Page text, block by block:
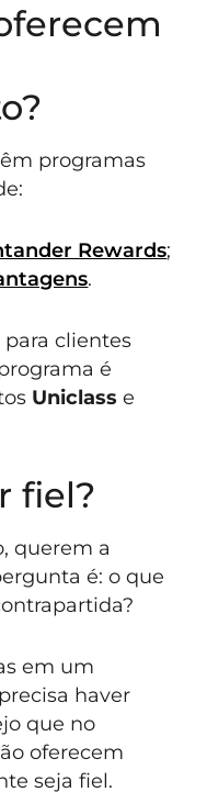
programas
Rewards;
.
para clientes
é
Uniclasse
fiel?
querem a
é: o que
em um
haver
que no
oferecem
seja fiel.